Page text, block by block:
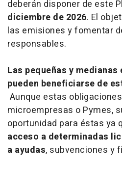
deberán disponer de este
diciembre de 2026. El
las emisiones y fomentar
responsables.
Las pequeñas y
pueden beneficiarse de
Aunque estas
microempresas o Pymes,
oportunidad para éstas ya
acceso a determinadas
a ayudas, subvenciones y